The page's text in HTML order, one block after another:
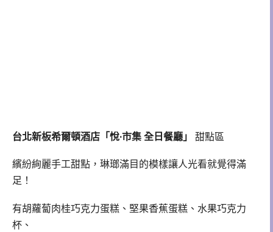
台北新板希爾頓酒店「悅∙市集 全日餐廳」 甜點區
繽紛絢麗手工甜點，琳瑯滿目的模樣讓人光看就覺得滿
足！
有胡蘿蔔肉桂巧克力蛋糕、堅果香蕉蛋糕、水果巧克力
杯、